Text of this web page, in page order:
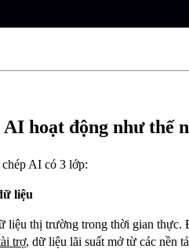
hoạt động như thế
AI có 3 lớp:
liệu
liệu thị trường trong thời gian thực.
trợ, dữ liệu lãi suất mở từ các nền